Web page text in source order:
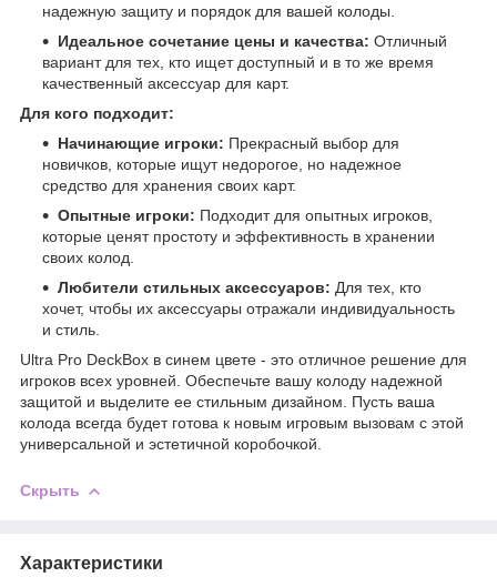
надежную защиту и порядок для вашей колоды.
Идеальное сочетание цены и качества: Отличный
вариант для тех, кто ищет доступный и в то же время
качественный аксессуар для карт.
Для кого подходит:
Начинающие игроки: Прекрасный выбор для
новичков, которые ищут недорогое, но надежное
средство для хранения своих карт.
Опытные игроки: Подходит для опытных игроков,
которые ценят простоту и эффективность в хранении
своих колод.
Любители стильных аксессуаров: Для тех, кто
хочет, чтобы их аксессуары отражали индивидуальность
и стиль.
Ultra Pro DeckBox в синем цвете - это отличное решение для
игроков всех уровней. Обеспечьте вашу колоду надежной
защитой и выделите ее стильным дизайном. Пусть ваша
колода всегда будет готова к новым игровым вызовам с этой
универсальной и эстетичной коробочкой.
Скрыть
Характеристики